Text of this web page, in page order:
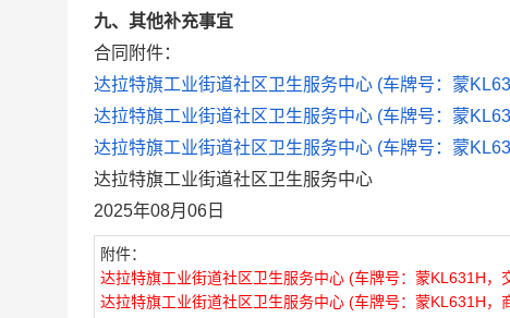
九、其他补充事宜
合同附件：
达拉特旗工业街道社区卫生服务中心 (车牌号：蒙
达拉特旗工业街道社区卫生服务中心 (车牌号：蒙
达拉特旗工业街道社区卫生服务中心 (车牌号：蒙
达拉特旗工业街道社区卫生服务中心
2025年08月06日
附件：
达拉特旗工业街道社区卫生服务中心 (车牌号：蒙KL631H
达拉特旗工业街道社区卫生服务中心 (车牌号：蒙KL631H